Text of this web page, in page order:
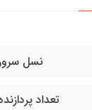
نسل
تعداد